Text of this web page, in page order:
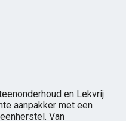
en Lekvrij
aanpakker met een
Van